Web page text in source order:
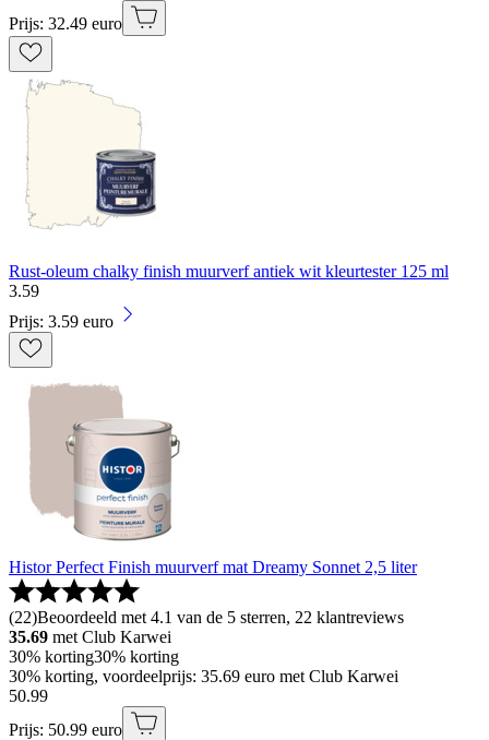
Prijs: 32.49 euro
Rust-oleum chalky finish muurverf antiek wit kleurtester 125 ml
3.59
Prijs: 3.59 euro
Histor Perfect Finish muurverf mat Dreamy Sonnet 2,5 liter
(22)Beoordeeld met 4.1 van de 5 sterren, 22 klantreviews
35.69 met Club Karwei
30% korting30% korting
30% korting, voordeelprijs: 35.69 euro met Club Karwei
50.99
Prijs: 50.99 euro